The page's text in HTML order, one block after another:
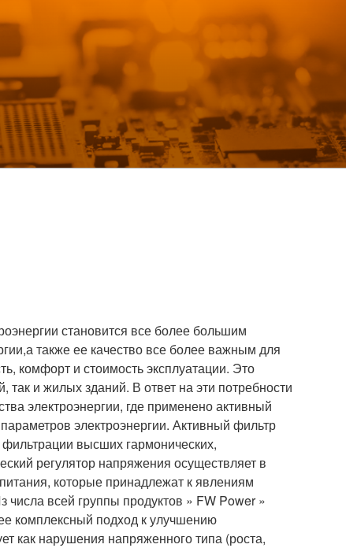
становится все более большим
также ее качество все более важным для
комфорт и стоимость эксплуатации. Это
и жилых зданий. В ответ на эти потребности
электроэнергии, где применено активный
электроэнергии. Активный фильтр
высших гармонических,
регулятор напряжения осуществляет в
которые принадлежат к явлениям
всей группы продуктов » FW Power »
комплексный подxод к улучшению
как нарушения напряженного типа (роста,